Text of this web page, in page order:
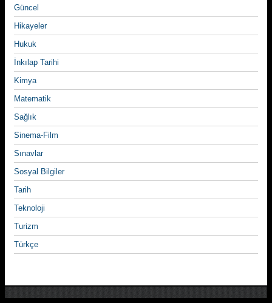
Güncel
Hikayeler
Hukuk
İnkılap Tarihi
Kimya
Matematik
Sağlık
Sinema-Film
Sınavlar
Sosyal Bilgiler
Tarih
Teknoloji
Turizm
Türkçe